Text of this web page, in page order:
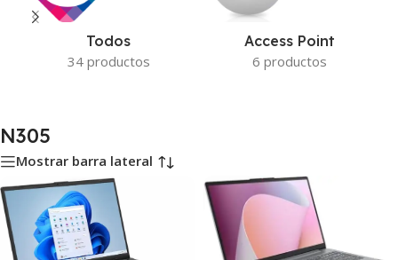
Todos
34 productos
Access Point
6 productos
N305
Mostrar barra lateral